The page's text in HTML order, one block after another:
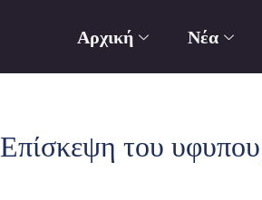
Αρχική Νέα
Επίσκεψη του